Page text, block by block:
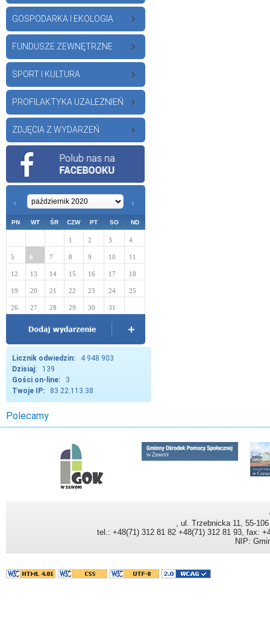
GOSPODARKA I EKOLOGIA
FUNDUSZE ZEWNĘTRZNE
SPORT I KULTURA
PROFILAKTYKA UZALEŻNIEŃ
ZDJĘCIA Z WYDARZEŃ
PN WT ŚR CZW PT SO ND
1 2 3 4
5 6 7 8 9 10 11
12 13 14 15 16 17 18
19 20 21 22 23 24 25
26 27 28 29 30 31
Licznik odwiedzin:
4 948 903
Dzisiaj:
139
Gości on-line:
3
Twoje IP:
83.22.113.38
, ul. Trzebnicka 11, 55-
tel.: +48(71) 312 81 82 +48(71) 312 81 93, fax:
NIP: